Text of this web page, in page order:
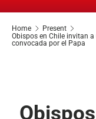
Home
Present
Obispos en Chile invitan
convocada por el Papa